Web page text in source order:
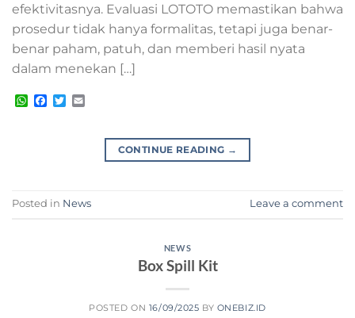
efektivitasnya. Evaluasi LOTOTO memastikan bahwa
prosedur tidak hanya formalitas, tetapi juga benar-
benar paham, patuh, dan memberi hasil nyata
dalam menekan […]
WhatsApp
Facebook
Twitter
CONTINUE READING →
Posted in News Leave a comment
NEWS
Box Spill Kit
POSTED ON 16/09/2025 BY ONEBIZ.ID